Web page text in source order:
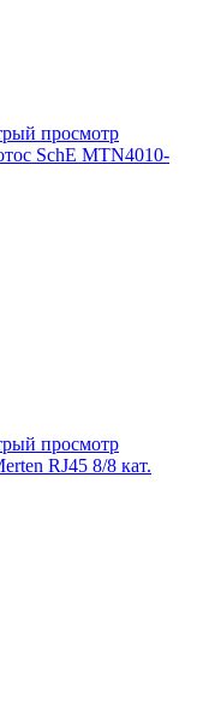
просмотр
SchE MTN4010-
просмотр
RJ45 8/8 кат.